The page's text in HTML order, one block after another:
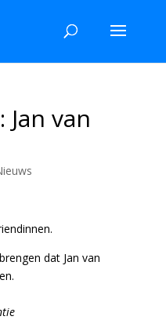
van
dat Jan van